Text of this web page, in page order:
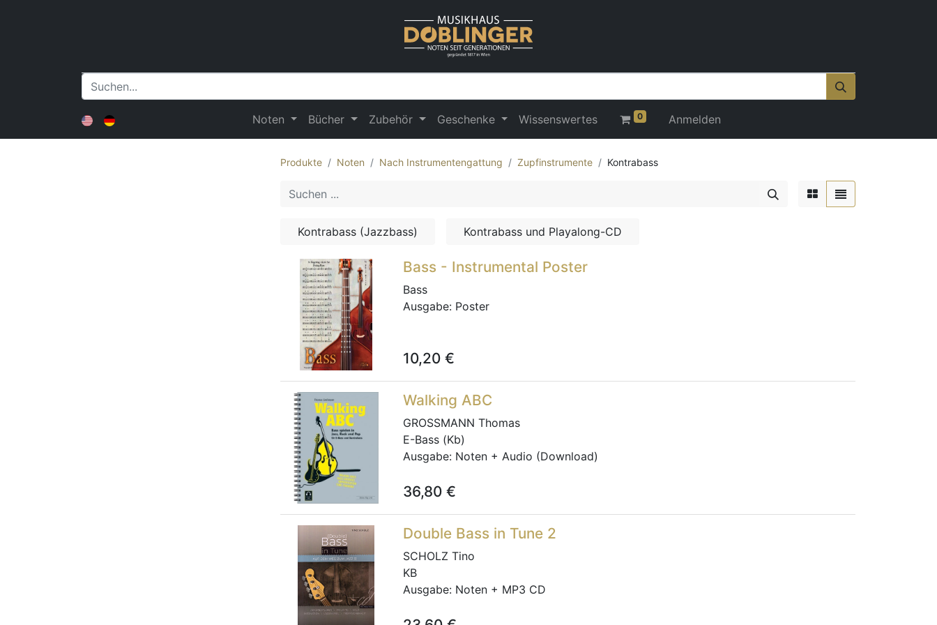
Noten Bücher Zubehör Geschenke Wissenswertes 0 Anmelden
Produkte Noten Nach Instrumentengattung Zupfinstrumente Kontrabass
Kontrabass (Jazzbass) Kontrabass und Playalong-CD
Bass - Instrumental Poster
Bass
Ausgabe: Poster
10,20 €
Walking ABC
GROSSMANN Thomas
E-Bass (Kb)
Ausgabe: Noten + Audio (Download)
36,80 €
Double Bass in Tune 2
SCHOLZ Tino
KB
Ausgabe: Noten + MP3 CD